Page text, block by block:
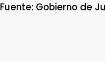
Fuente: Gobierno de